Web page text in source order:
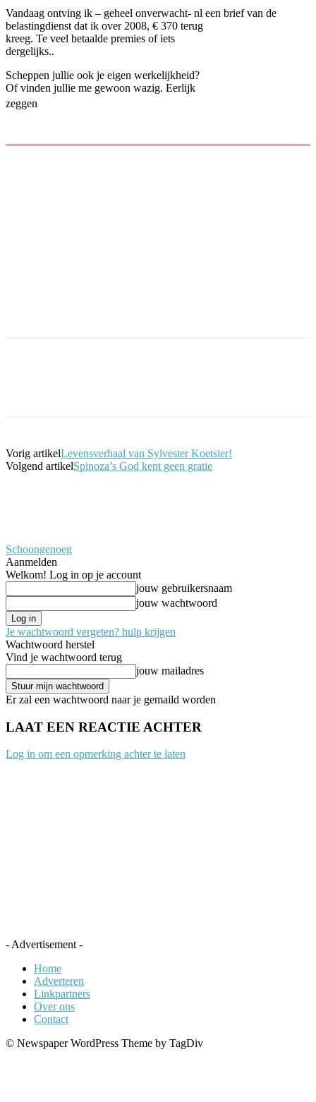
Vandaag ontving ik – geheel onverwacht- nl een brief van de
belastingdienst dat ik over 2008, € 370 terug
kreeg. Te veel betaalde premies of iets
dergelijks..
Scheppen jullie ook je eigen werkelijkheid?
Of vinden jullie me gewoon wazig. Eerlijk
zeggen
Vorig artikelLevensverhaal van Sylvester Koetsier!
Volgend artikelSpinoza’s God kent geen gratie
Schoongenoeg
Aanmelden
Welkom! Log in op je account
jouw gebruikersnaam
jouw wachtwoord
Je wachtwoord vergeten? hulp krijgen
Wachtwoord herstel
Vind je wachtwoord terug
jouw mailadres
Er zal een wachtwoord naar je gemaild worden
LAAT EEN REACTIE ACHTER
Log in om een opmerking achter te laten
- Advertisement -
Home
Adverteren
Linkpartners
Over ons
Contact
© Newspaper WordPress Theme by TagDiv